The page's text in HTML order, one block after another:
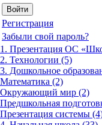
Регистрация
Забыли свой пароль?
1. Презентация ОС
2. Технологии (5)
3. Дошкольное
Математика (2)
Окружающий мир (2)
Предшкольная
Презентация системы